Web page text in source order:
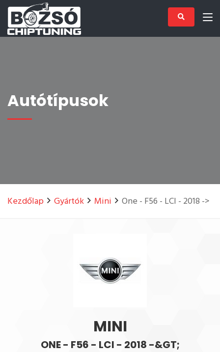
Autótípusok
Kezdőlap Gyártók Mini One - F56 - LCI - 2018 ->
MINI
ONE - F56 - LCI - 2018 -&GT;